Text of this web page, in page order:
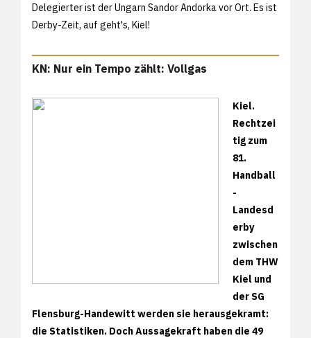
Delegierter ist der Ungarn Sandor Andorka vor Ort. Es ist
Derby-Zeit, auf geht's, Kiel!
KN: Nur ein Tempo zählt: Vollgas
Kiel.
Rechtzei
tig zum
81.
Handball
-
Landesd
erby
zwischen
dem THW
Kiel und
der SG
Flensburg-Handewitt werden sie herausgekramt:
die Statistiken. Doch Aussagekraft haben die 49